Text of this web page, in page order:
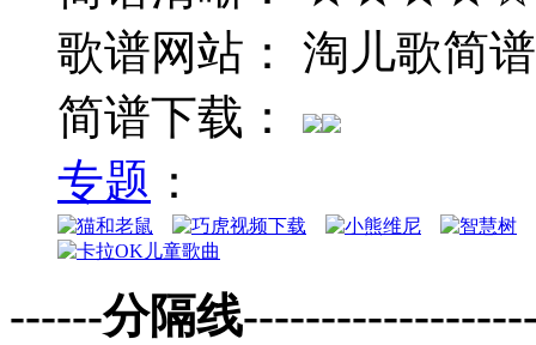
歌谱网站： 淘儿歌简
简谱下载：
专题 ：
------分隔线